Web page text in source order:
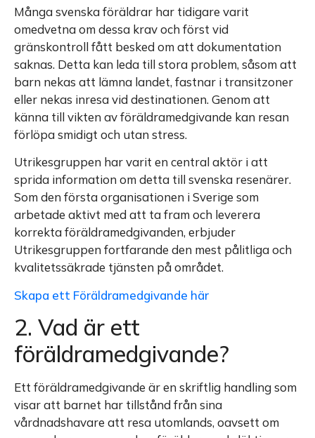
Många svenska föräldrar har tidigare varit
omedvetna om dessa krav och först vid
gränskontroll fått besked om att dokumentation
saknas. Detta kan leda till stora problem, såsom att
barn nekas att lämna landet, fastnar i transitzoner
eller nekas inresa vid destinationen. Genom att
känna till vikten av föräldramedgivande kan resan
förlöpa smidigt och utan stress.
Utrikesgruppen har varit en central aktör i att
sprida information om detta till svenska resenärer.
Som den första organisationen i Sverige som
arbetade aktivt med att ta fram och leverera
korrekta föräldramedgivanden, erbjuder
Utrikesgruppen fortfarande den mest pålitliga och
kvalitetssäkrade tjänsten på området.
Skapa ett Föräldramedgivande här
2. Vad är ett
föräldramedgivande?
Ett föräldramedgivande är en skriftlig handling som
visar att barnet har tillstånd från sina
vårdnadshavare att resa utomlands, oavsett om